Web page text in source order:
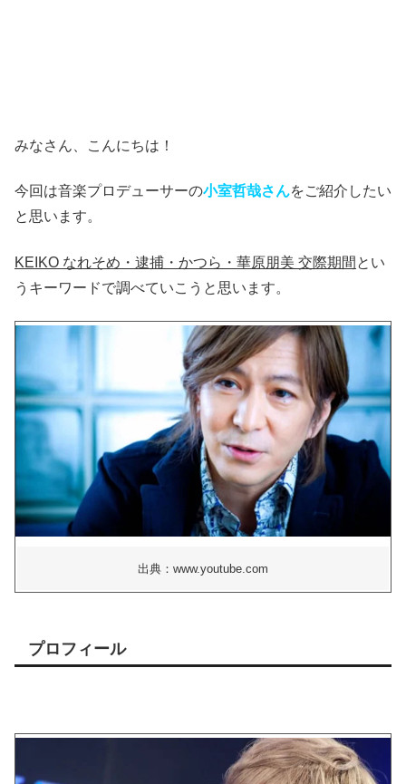
みなさん、こんにちは！
今回は音楽プロデューサーの小室哲哉さんをご紹介したい
と思います。
KEIKO なれそめ・逮捕・かつら・華原朋美 交際期間 とい
うキーワードで調べていこうと思います。
出典：www.youtube.com
プロフィール